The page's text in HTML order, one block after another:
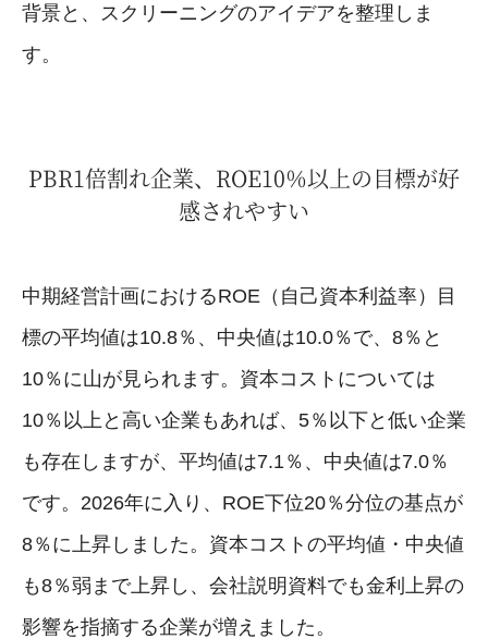
背景と、スクリーニングのアイデアを整理しま
す。
PBR1倍割れ企業、ROE10％以上の目標が好
感されやすい
中期経営計画におけるROE（自己資本利益率）目
標の平均値は10.8％、中央値は10.0％で、8％と
10％に山が見られます。資本コストについては
10％以上と高い企業もあれば、5％以下と低い企業
も存在しますが、平均値は7.1％、中央値は7.0％
です。2026年に入り、ROE下位20％分位の基点が
8％に上昇しました。資本コストの平均値・中央値
も8％弱まで上昇し、会社説明資料でも金利上昇の
影響を指摘する企業が増えました。